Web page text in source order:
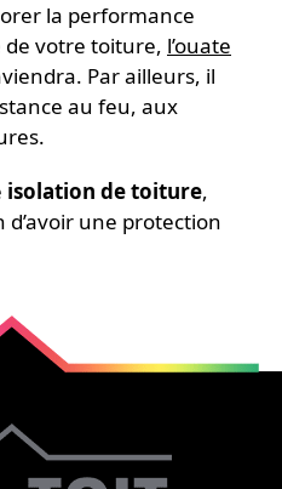
la performance
votre toiture, l’ouate
Par ailleurs, il
au feu, aux
isolation de toiture,
d’avoir une protection